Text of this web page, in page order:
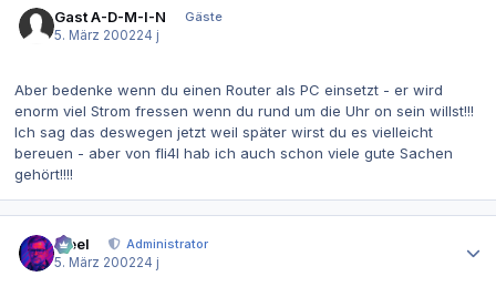
Gast A-D-M-I-N
Gäste
5. März 200224 j
Aber bedenke wenn du einen Router als PC einsetzt - er wird
enorm viel Strom fressen wenn du rund um die Uhr on sein willst!!!
Ich sag das deswegen jetzt weil später wirst du es vielleicht
bereuen - aber von fli4l hab ich auch schon viele gute Sachen
gehört!!!!
steel
Administrator
5. März 200224 j